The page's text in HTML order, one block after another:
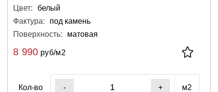
Цвет:
белый
Фактура:
под камень
Поверхность:
матовая
8 990 руб/м2
Кол-во - + м2